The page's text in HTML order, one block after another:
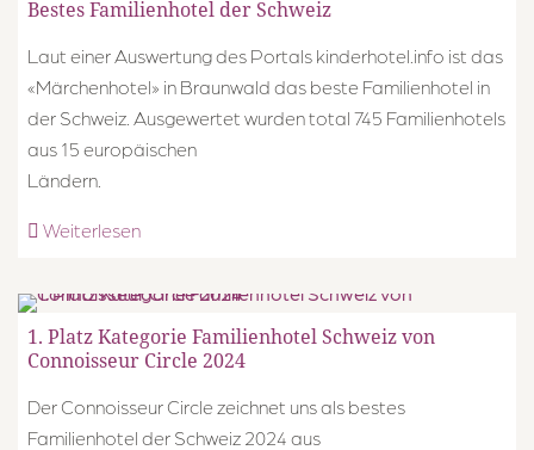
Bestes Familienhotel der Schweiz
Laut einer Auswertung des Portals kinderhotel.info ist das
«Märchenhotel» in Braunwald das beste Familienhotel in
der Schweiz. Ausgewertet wurden total 745 Familienhotels
aus 15 europäischen
Ländern.
Weiterlesen
1. Platz Kategorie Familienhotel Schweiz von
Connoisseur Circle 2024
Der Connoisseur Circle zeichnet uns als bestes
Familienhotel der Schweiz 2024 aus